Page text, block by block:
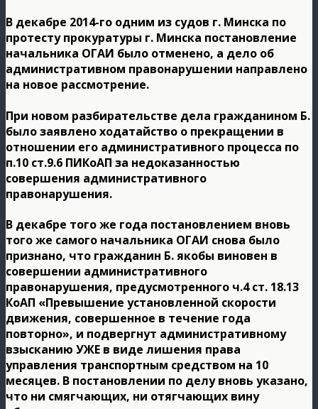
В декабре 2014-го одним из судов г. Минска по
протесту прокуратуры г. Минска постановление
начальника ОГАИ было отменено, а дело об
административном правонарушении направлено
на новое рассмотрение.
При новом разбирательстве дела гражданином Б.
было заявлено ходатайство о прекращении в
отношении его административного процесса по
п.10 ст.9.6 ПИКоАП за недоказанностью
совершения административного
правонарушения.
В декабре того же года постановлением вновь
того же самого начальника ОГАИ снова было
признано, что гражданин Б. якобы виновен в
совершении административного
правонарушения, предусмотренного ч.4 ст. 18.13
КоАП «Превышение установленной скорости
движения, совершенное в течение года
повторно», и подвергнут административному
взысканию УЖЕ в виде лишения права
управления транспортным средством на 10
месяцев. В постановлении по делу вновь указано,
что ни смягчающих, ни отягчающих вину